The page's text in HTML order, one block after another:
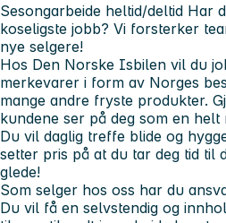
Sesongarbeide heltid/deltid Har
koseligste jobb? Vi forsterker
nye selgere!
Hos Den Norske Isbilen vil du
merkevarer i form av Norges
mange andre fryste produkter.
kundene ser på deg som en
Du vil daglig treffe blide og
setter pris på at du tar deg tid til
glede!
Som selger hos oss har du
Du vil få en selvstendig og